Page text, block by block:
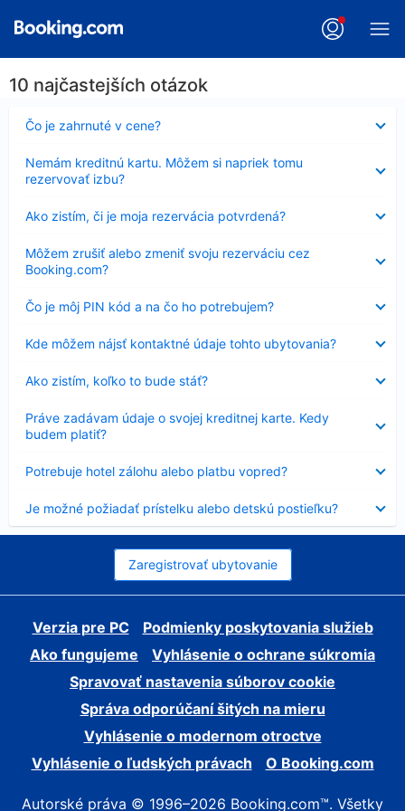
10 najčastejších otázok
Čo je zahrnuté v cene?
Nezobrazuje
sa
Nemám kreditnú kartu. Môžem si napriek tomu
rezervovať izbu?
sa
Ako zistím, či je moja rezervácia potvrdená?
sa
Môžem zrušiť alebo zmeniť svoju rezerváciu cez
Booking.com?
sa
Čo je môj PIN kód a na čo ho potrebujem?
Nezobrazuje
sa
Kde môžem nájsť kontaktné údaje tohto ubytovania?
sa
Ako zistím, koľko to bude stáť?
sa
Práve zadávam údaje o svojej kreditnej karte. Kedy
budem platiť?
sa
Potrebuje hotel zálohu alebo platbu vopred?
sa
Je možné požiadať prístelku alebo detskú postieľku?
sa
Zaregistrovať ubytovanie
Verzia pre PC
Podmienky poskytovania služieb
Ako fungujeme
Vyhlásenie o ochrane súkromia
Spravovať nastavenia súborov cookie
Správa odporúčaní šitých na mieru
Vyhlásenie o modernom otroctve
Vyhlásenie o ľudských právach
O Booking.com
Autorské práva © 1996–2026 Booking.com™. Všetky